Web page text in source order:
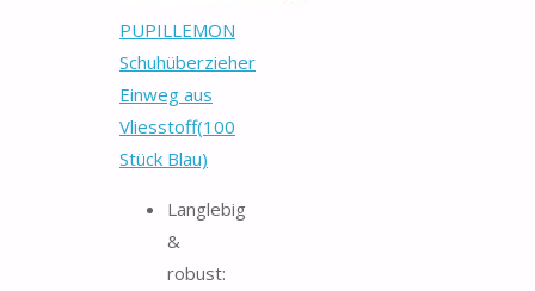
PUPILLEMON
Schuhüberzieher
Einweg aus
Vliesstoff(100
Stück Blau)
Langlebig
&
robust: